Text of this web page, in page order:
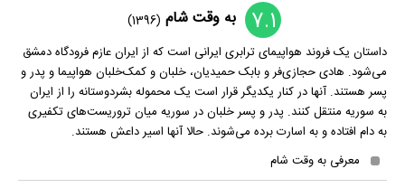
7.1 به وقت شام (1396)
داستان یک فروند هواپیمای ترابری ایرانی است که از ایران عازم فرودگاه دمشق
می‌شود. هادی حجازی‌فر و بابک حمیدیان، خلبان و کمک‌خلبان هواپیما و پدر و
پسر هستند. آنها در کنار یکدیگر قرار است یک محموله بشردوستانه را از ایران
به سوریه منتقل کنند. پدر و پسر خلبان در سوریه میان تروریست‌های تکفیری
به دام افتاده و به اسارت برده می‌شوند. حالا آنها اسیر داعش‌ هستند.
معرفی به وقت شام